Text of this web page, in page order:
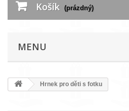
Košík (prázdný)
MENU
Hrnek pro děti s fotku